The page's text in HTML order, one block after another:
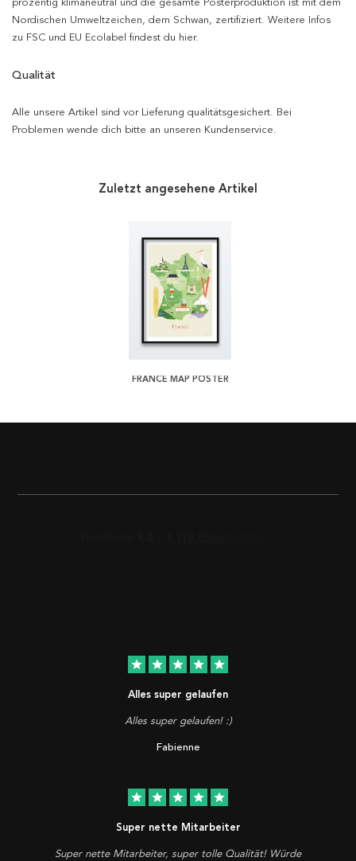
prozentig klimaneutral und die gesamte Posterproduktion ist mit dem
Nordischen Umweltzeichen, dem Schwan, zertifiziert. Weitere Infos
zu FSC und EU Ecolabel findest du hier.
Qualität
Alle unsere Artikel sind vor Lieferung qualitätsgesichert. Bei
Problemen wende dich bitte an unseren Kundenservice.
Zuletzt angesehene Artikel
FRANCE MAP POSTER
star star star star star
Alles super gelaufen
Alles super gelaufen! :)
Fabienne
star star star star star
Super nette Mitarbeiter
Super nette Mitarbeiter, super tolle Qualität! Würde